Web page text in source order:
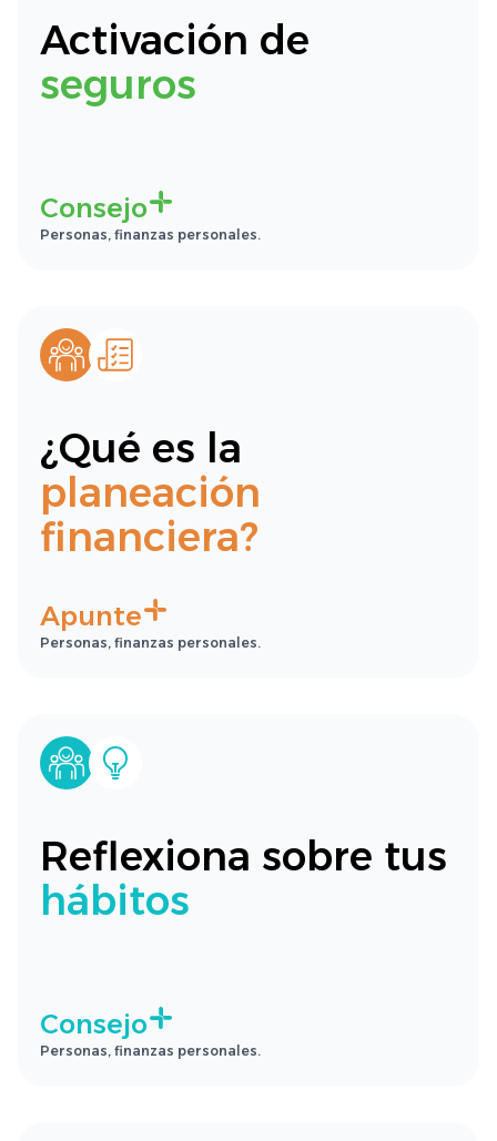
Activación de
seguros
Consejo
Personas, finanzas personales.
¿Qué es la
planeación
financiera?
Apunte
Personas, finanzas personales.
Reflexiona sobre tus
hábitos
Consejo
Personas, finanzas personales.